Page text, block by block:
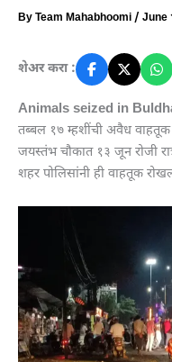
ByTeam Mahabhoomi/ June
शेअर करा :
Animals seized in
तब्बल १७ म्हशींची अवैध वाहतूक
जयस्तंभ चौकात १३ जून रोजी
शहर पोलिसांनी ही वाहतूक